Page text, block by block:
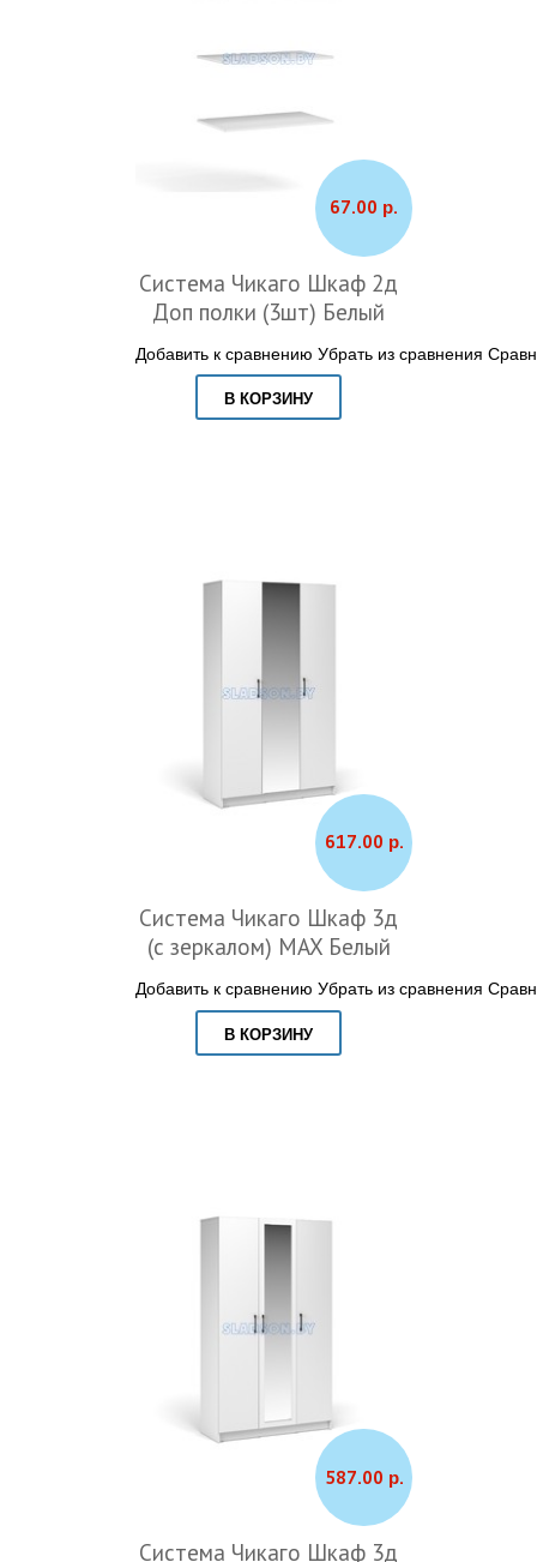
67.00 р.
Система Чикаго Шкаф 2д
Доп полки (3шт) Белый
Добавить к сравнению Убрать из сравнения
В КОРЗИНУ
617.00 р.
Система Чикаго Шкаф 3д
(с зеркалом) MAX Белый
Добавить к сравнению Убрать из сравнения
В КОРЗИНУ
587.00 р.
Система Чикаго Шкаф 3д